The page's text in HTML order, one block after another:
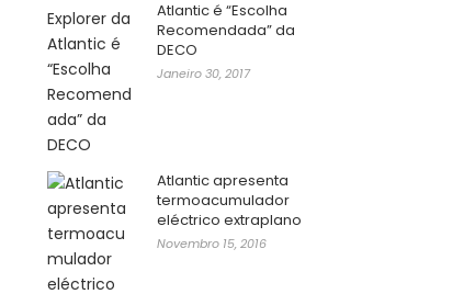
Atlantic é “Escolha
Recomendada” da
DECO
Janeiro 30, 2017
Atlantic apresenta
termoacumulador
eléctrico extraplano
Novembro 15, 2016